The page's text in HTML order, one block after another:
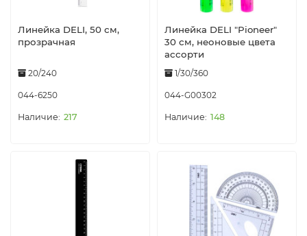
Линейка DELI, 50 см,
прозрачная
20/240
044-6250
217
Линейка DELI "Pioneer"
30 см, неоновые цвета
ассорти
1/30/360
044-G00302
148